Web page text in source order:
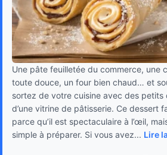
Une pâte feuilletée du commerce, une
toute douce, un four bien chaud… et
sortez de votre cuisine avec des petits
d’une vitrine de pâtisserie. Ce dessert
parce qu’il est spectaculaire à l’œil,
simple à préparer. Si vous avez... Lire